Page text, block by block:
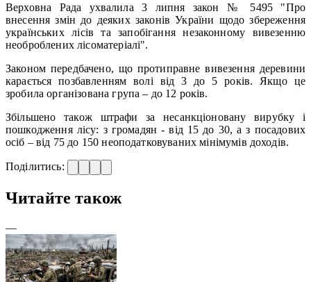
Верховна Рада ухвалила 3 липня закон № 5495 "Про
внесення змін до деяких законів України щодо збереження
українських лісів та запобігання незаконному вивезенню
необроблених лісоматеріалі".
Законом передбачено, що протиправне вивезення деревини
карається позбавленням волі від 3 до 5 років. Якщо це
зробила організована група – до 12 років.
Збільшено також штрафи за несанкціоновану вирубку і
пошкодження лісу: з громадян - від 15 до 30, а з посадових
осіб – від 75 до 150 неоподатковуваних мінімумів доходів.
Поділитись:
Читайте також
—